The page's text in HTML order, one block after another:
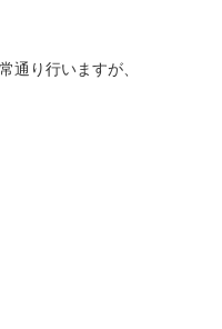
り行いますが、